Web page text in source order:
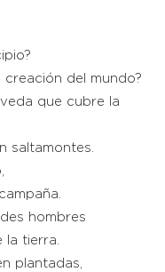
del mundo?
que cubre la
saltamontes.
hombres
tierra.
plantadas,